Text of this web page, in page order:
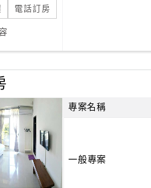
電話訂房
專案名稱
一般專案